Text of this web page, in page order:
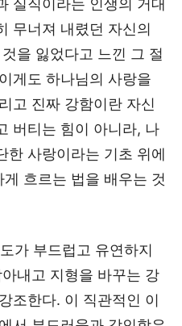
실직이라는 인생의 거대
무너져 내렸던 자신의
을 잃었다고 느낀 그 절
게도 하나님의 사랑을
고 진짜 강함이란 자신
버티는 힘이 아니라, 나
한 사랑이라는 기초 위에
흐르는 법을 배우는 것
가 부드럽고 유연하지
내고 지형을 바꾸는 강
조한다. 이 직관적인 이